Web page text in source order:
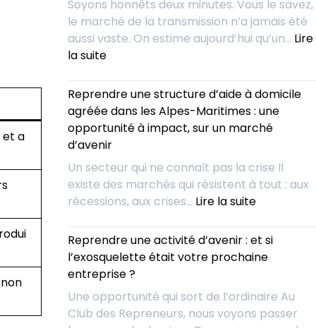
et a
vous
déjeuniez
avec
pour
mieux
les
?
Soyons honnêts deux minutes. Vous le savez,
le marché de la transmission n’a jamais été
aussi vaste. On estime aujourd’hui qu’un… Lire
la suite:
:
Et
si
vous
de
chercher
?
Voici
l’outil
IA
qui
vous
livre
Reprendre une structure d’aide à domicile
agréée dans les Alpes-Maritimes : une
opportunité à impact, sur un marché
d’avenir
Un secteur qui ne connaît pas la crise Il
existe des marchés qui résistent à tout : aux
récessions, aux crises… Lire la suite:
une
structure
domicile
agréée
Reprendre une activité d’avenir : et si
l’exosquelette était votre prochaine
entreprise ?
Une opportunité qui sort de l’ordinaire Au
Club des Repreneurs, nous voyons passer